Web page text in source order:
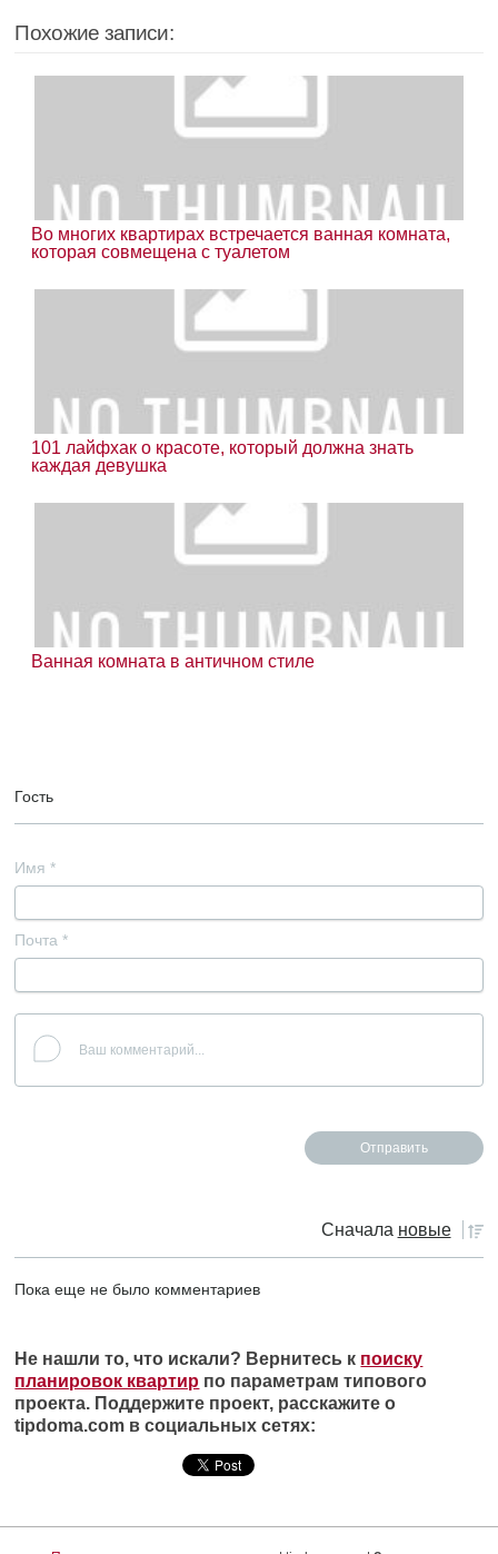
Похожие записи:
Во многих квартирах встречается ванная комната,
которая совмещена с туалетом
101 лайфхак о красоте, который должна знать
каждая девушка
Ванная комната в античном стиле
Гость
Имя *
Почта *
Сначала новые
Пока еще не было комментариев
Не нашли то, что искали? Вернитесь к поиску
планировок квартир по параметрам типового
проекта. Поддержите проект, расскажите о
tipdoma.com в социальных сетях: